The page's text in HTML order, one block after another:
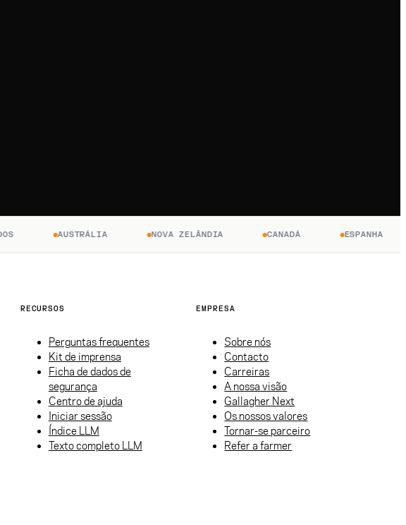
AUSTRÁLIA NOVA ZELÂNDIA CANADÁ ESPANHA
RECURSOS
Perguntas frequentes
Kit de imprensa
Ficha de dados de
segurança
Centro de ajuda
Iniciar sessão
Índice LLM
Texto completo LLM
EMPRESA
Sobre nós
Contacto
Carreiras
A nossa visão
Gallagher Next
Os nossos valores
Tornar-se parceiro
Refer a farmer